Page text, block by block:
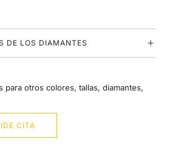
DE LOS DIAMANTES
para otros colores, tallas, diamantes,
CITA